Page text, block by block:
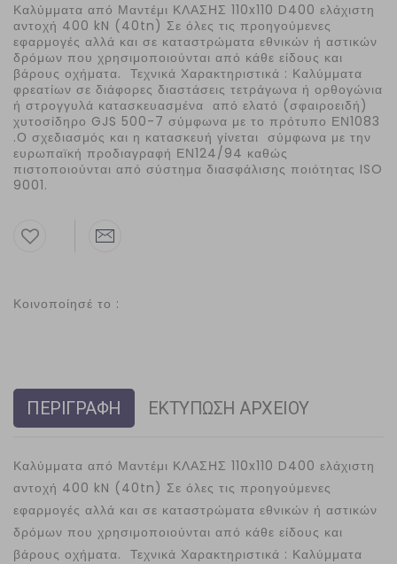
Καλύμματα από Μαντέμι ΚΛΑΣΗΣ 110x110 D400 ελάχιστη
αντοχή 400 kN (40tn) Σε όλες τις προηγούμενες
εφαρμογές αλλά και σε καταστρώματα εθνικών ή αστικών
δρόμων που χρησιμοποιούνται από κάθε είδους και
βάρους οχήματα. Τεχνικά Χαρακτηριστικά : Καλύμματα
φρεατίων σε διάφορες διαστάσεις τετράγωνα ή ορθογώνια
ή στρογγυλά κατασκευασμένα από ελατό (σφαιροειδή)
χυτοσίδηρο GJS 500-7 σύμφωνα με το πρότυπο ΕΝ1083
.Ο σχεδιασμός και η κατασκευή γίνεται σύμφωνα με την
ευρωπαϊκή προδιαγραφή ΕΝ124/94 καθώς
πιστοποιούνται από σύστημα διασφάλισης ποιότητας ISO
9001.
Κοινοποίησέ το :
ΠΕΡΙΓΡΑΦΗ ΕΚΤΥΠΩΣΗ ΑΡΧΕΙΟΥ
Καλύμματα από Μαντέμι ΚΛΑΣΗΣ 110x110 D400 ελάχιστη
αντοχή 400 kN (40tn) Σε όλες τις προηγούμενες
εφαρμογές αλλά και σε καταστρώματα εθνικών ή αστικών
δρόμων που χρησιμοποιούνται από κάθε είδους και
βάρους οχήματα. Τεχνικά Χαρακτηριστικά : Καλύμματα